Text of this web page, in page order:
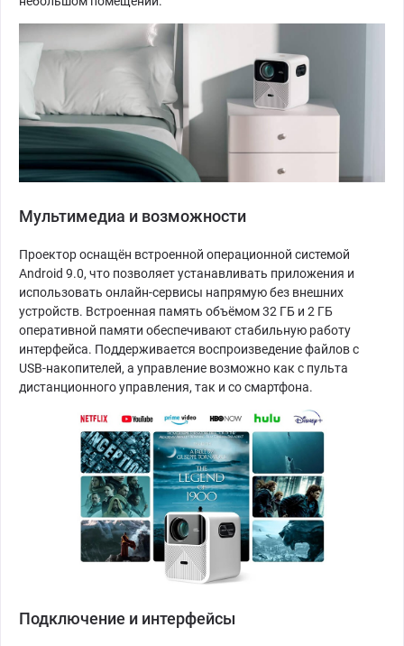
Мультимедиа и возможности
Проектор оснащён встроенной операционной системой
Android 9.0, что позволяет устанавливать приложения и
использовать онлайн-сервисы напрямую без внешних
устройств. Встроенная память объёмом 32 ГБ и 2 ГБ
оперативной памяти обеспечивают стабильную работу
интерфейса. Поддерживается воспроизведение файлов с
USB-накопителей, а управление возможно как с пульта
дистанционного управления, так и со смартфона.
Подключение и интерфейсы